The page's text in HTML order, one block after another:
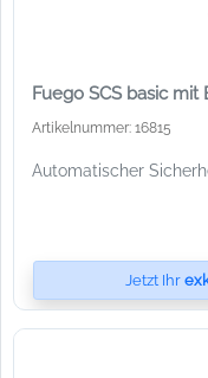
Fuego SCS basic
Artikelnummer: 16815
Automatischer
Jetzt Ihr